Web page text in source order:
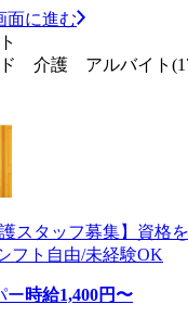
面に進む
ド 介護 アルバイト
スタッフ募集】資格
フト自由/未経験OK
ー時給1,400円〜